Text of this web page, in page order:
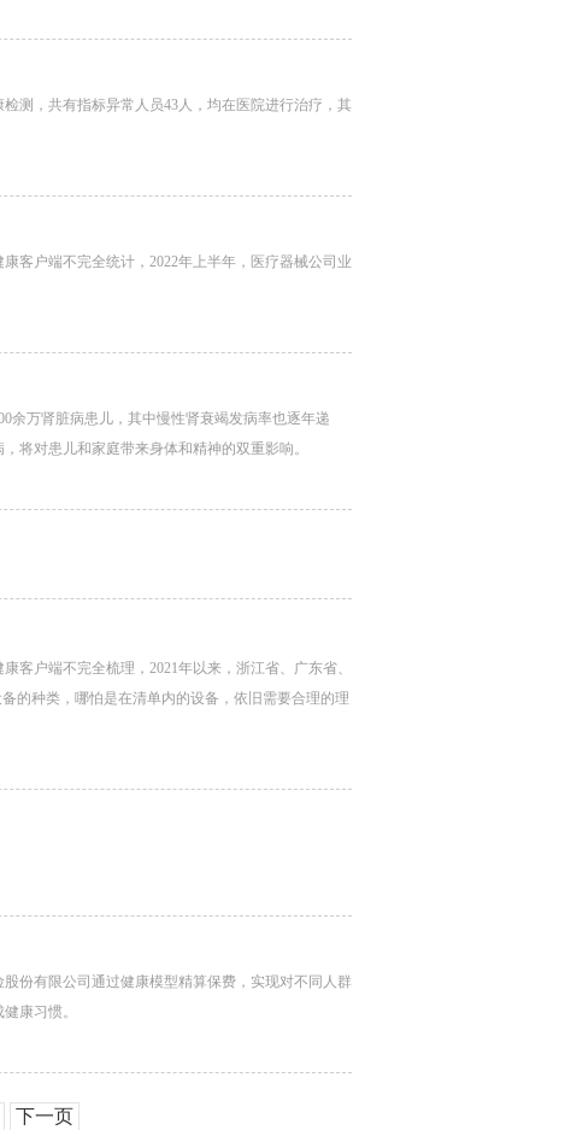
测，共有指标异常人员43人，均在医院进行治疗，其
客户端不完全统计，2022年上半年，医疗器械公司业
余万肾脏病患儿，其中慢性肾衰竭发病率也逐年递
将对患儿和家庭带来身体和精神的双重影响。
客户端不完全梳理，2021年以来，浙江省、广东省、
的种类，哪怕是在清单内的设备，依旧需要合理的理
份有限公司通过健康模型精算保费，实现对不同人群
康习惯。
下一页